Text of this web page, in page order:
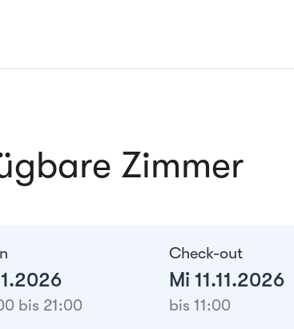
Zimmer
bis 21:00
Check-out
Mi 11.11.2026
bis 11:00